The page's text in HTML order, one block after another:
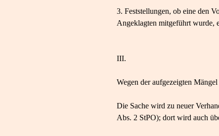
3. Feststellungen, ob eine den
Angeklagten mitgeführt wurde,
III.
Wegen der aufgezeigten
Die Sache wird zu neuer
Abs. 2 StPO); dort wird auch